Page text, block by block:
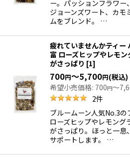
ー。パッションフラワー
ジョーンズワート、カモ
ムをブレンド。 …
疲れていませんかティー
富 ローズヒップやレモ
がさっぱり [1]
700円～5,700円(税込)
希望小売価格: 700円～
2件
ブルームーン人気No.3の
ローズヒップやレモング
がさっぱり。ほっと一息
サポートします。 …